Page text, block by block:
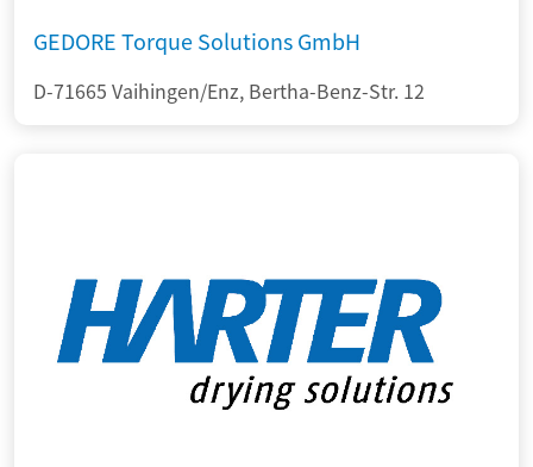
GEDORE Torque Solutions GmbH
D-71665 Vaihingen/Enz, Bertha-Benz-Str. 12